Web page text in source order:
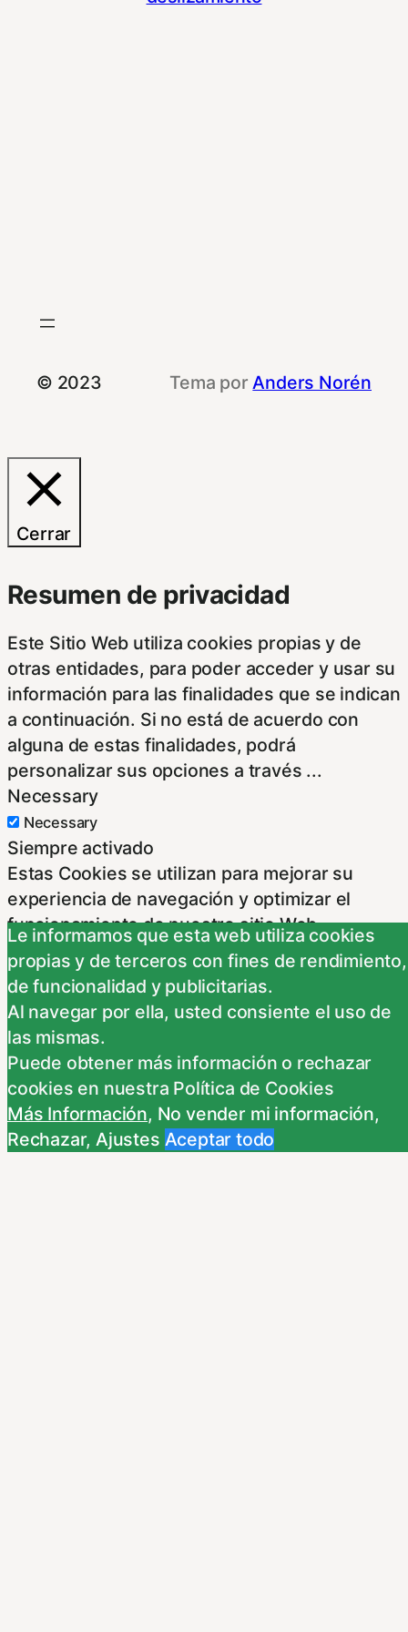
© 2023 Tema porAnders Norén
Le informamos que esta web utiliza cookies
propias y de terceros con fines de rendimiento,
de funcionalidad y publicitarias.
Al navegar por ella, usted consiente el uso de
las mismas.
Puede obtener más información o rechazar
cookies en nuestra Política de Cookies
Más Información, No vender mi información,
Rechazar,Ajustes Aceptar todo
Cerrar
Resumen de privacidad
Este Sitio Web utiliza cookies propias y de
otras entidades, para poder acceder y usar su
información para las finalidades que se indican
a continuación. Si no está de acuerdo con
alguna de estas finalidades, podrá
personalizar sus opciones a través ...
Necessary
Necessary
Siempre activado
Estas Cookies se utilizan para mejorar su
experiencia de navegación y optimizar el
funcionamiento de nuestro sitio Web.
Almacenan configuraciones de servicios para
que no tenga que reconfigurarlos cada vez
que nos visite. Para saber más puedes
dirigirte a nuestra politica de cookies.
Non-necessary
Non-necessary
Estas cookies no son necesarias para el
funcionamiento del sitio y pueden ser
rechazadas. Para saber más puedes dirigirte a